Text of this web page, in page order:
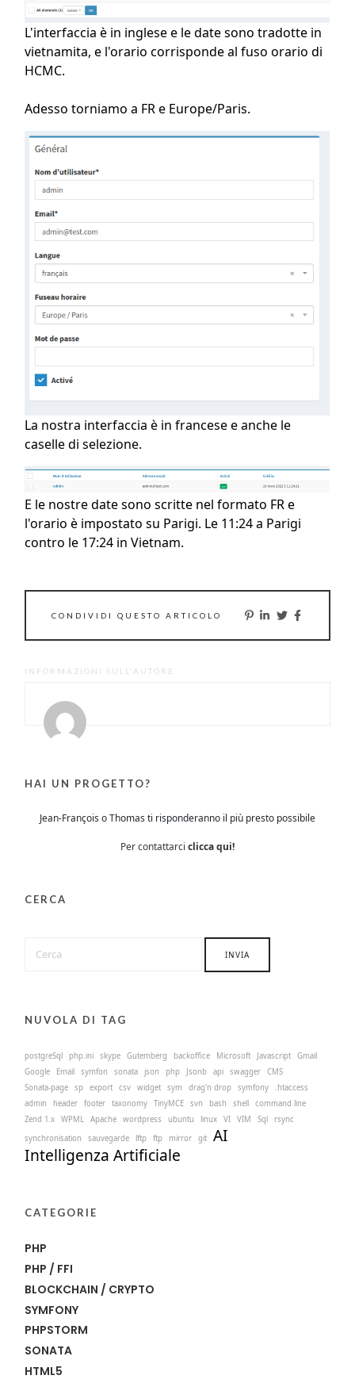
L'interfaccia è in inglese e le date sono tradotte in
vietnamita, e l'orario corrisponde al fuso orario di
HCMC.
Adesso torniamo a FR e Europe/Paris.
La nostra interfaccia è in francese e anche le
caselle di selezione.
E le nostre date sono scritte nel formato FR e
l'orario è impostato su Parigi. Le 11:24 a Parigi
contro le 17:24 in Vietnam.
CONDIVIDI QUESTO ARTICOLO
INFORMAZIONI SULL'AUTORE
HAI UN PROGETTO?
Jean-François o Thomas ti risponderanno il più presto possibile
Per contattarci clicca qui!
CERCA
NUVOLA DI TAG
postgreSql php.ini skype Gutemberg backoffice Microsoft Javascript
Gmail
Google
Email symfon sonata json php Jsonb api swagger
CMS
Sonata-page
sp export csv widget sym drag'n drop symfony
.htaccess
admin
header footer taxonomy TinyMCE svn bash shell
command line
Zend 1.x
WPML Apache wordpress ubuntu linux VI VIM Sql
rsync
synchronisation
sauvegarde lftp ftp mirror git
AI
Intelligenza Artificiale
CATEGORIE
PHP
PHP / FFI
BLOCKCHAIN / CRYPTO
SYMFONY
PHPSTORM
SONATA
HTML5